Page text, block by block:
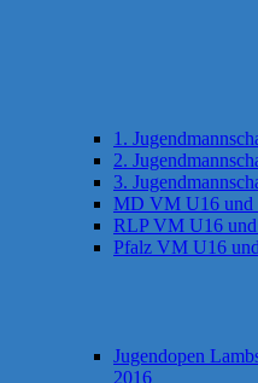
1.
2.
3.
MD VM U16 und
RLP VM U16
Pfalz VM U16
Jugendopen
2016